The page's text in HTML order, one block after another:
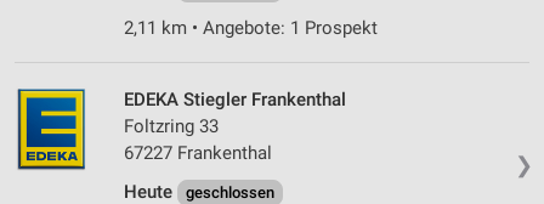
2,11 km • Angebote: 1 Prospekt
❯
EDEKA Stiegler Frankenthal
Foltzring 33
67227 Frankenthal
Heute
geschlossen
Verwendung genauer Standortdaten
Geräte anhand von aktiv angeforderten
Informationen identifizieren